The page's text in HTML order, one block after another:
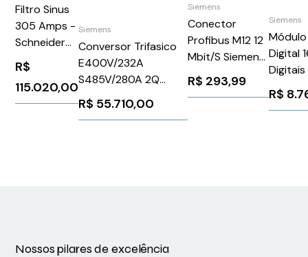
Filtro Sinus
305 Amps -
Schneider
VW3A5407
R$
115.020,00
Siemens
Conversor Trifasico
E400V/232A
S485V/280A 2Q
6RA80786DS220AA0
Siemens 161689
R$ 55.710,00
Siemens
Conector
Profibus M12 12
Mbit/S Siemens
6GK19050EB00
R$ 293,99
Siemens
Digital
R$
Nossos pilares de excelência